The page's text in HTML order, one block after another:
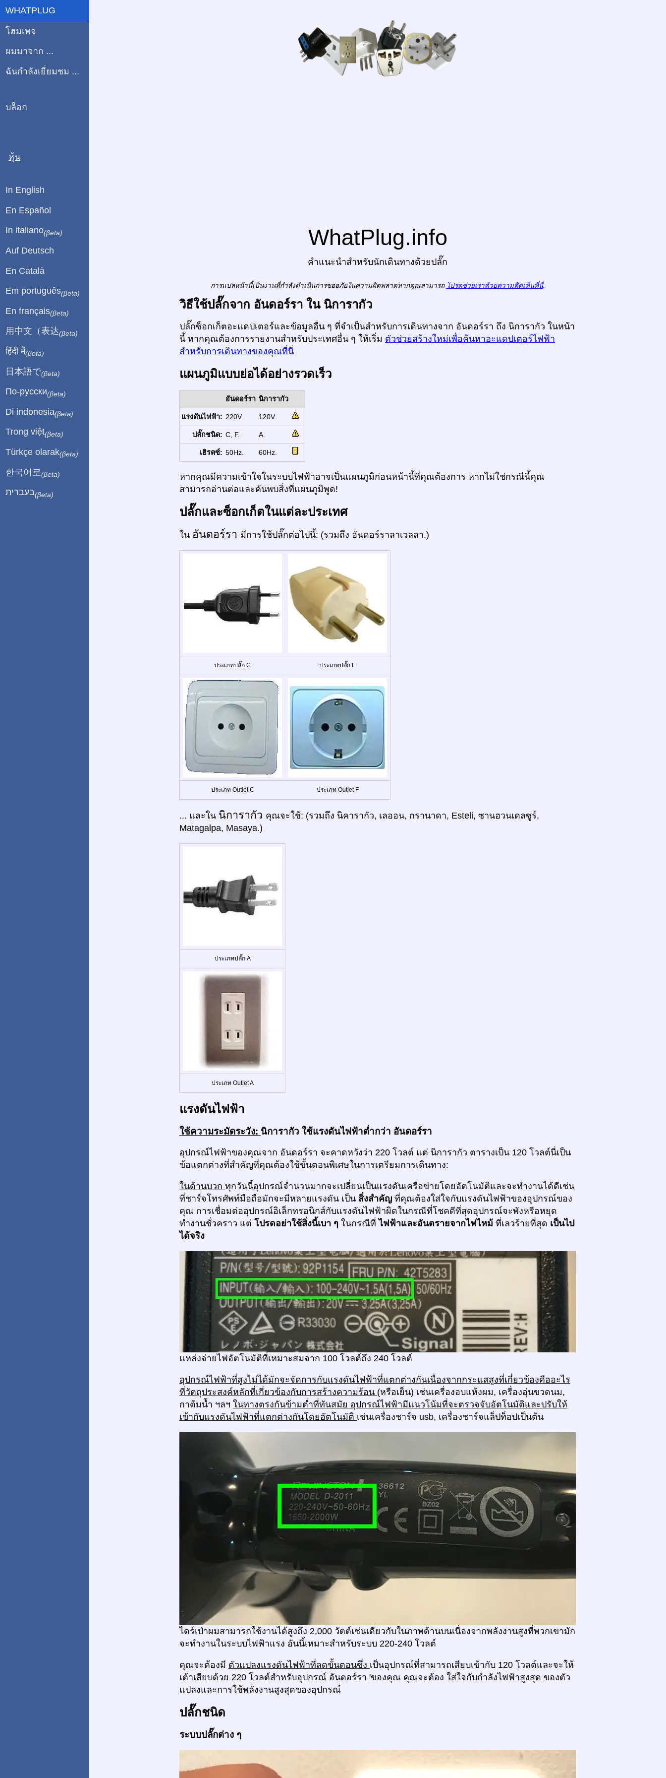
WhatPlug.info
คำแนะนำสำหรับนักเดินทางด้วยปลั๊ก
การแปลหน้านี้เป็นงานที่กำลังดำเนินการขออภัยในความผิดพลาดหากคุณสามารถ โปรดช่วยเราด้วยความคิดเห็นที่นี่.
วิธีใช้ปลั๊กจาก อันดอร์รา ใน นิการากัว
ปลั๊กซ็อกเก็ตอะแดปเตอร์และข้อมูลอื่น ๆ ที่จำเป็นสำหรับการเดินทางจาก อันดอร์รา ถึง นิการากัว ในหน้า
นี้ หากคุณต้องการรายงานสำหรับประเทศอื่น ๆ ให้เริ่ม ตัวช่วยสร้างใหม่เพื่อค้นหาอะแดปเตอร์ไฟฟ้า
สำหรับการเดินทางของคุณที่นี่
แผนภูมิแบบย่อได้อย่างรวดเร็ว
อันดอร์รา นิการากัว
แรงดันไฟฟ้า: 220V. 120V.
ปลั๊กชนิด: C, F. A.
เฮิรตซ์: 50Hz. 60Hz.
หากคุณมีความเข้าใจในระบบไฟฟ้าอาจเป็นแผนภูมิก่อนหน้านี้ที่คุณต้องการ หากไม่ใช่กรณีนี้คุณ
สามารถอ่านต่อและค้นพบสิ่งที่แผนภูมิพูด!
ปลั๊กและซ็อกเก็ตในแต่ละประเทศ
ใน อันดอร์รา มีการใช้ปลั๊กต่อไปนี้: (รวมถึง อันดอร์ราลาเวลลา.)
ประเภทปลั๊ก C ประเภทปลั๊ก F
ประเภท Outlet C ประเภท Outlet F
... และใน นิการากัว คุณจะใช้: (รวมถึง นิคารากัว, เลออน, กรานาดา, Esteli, ซานฮวนเดลซูร์,
Matagalpa, Masaya.)
ประเภทปลั๊ก A
ประเภท Outlet A
แรงดันไฟฟ้า
ใช้ความระมัดระวัง: นิการากัว ใช้แรงดันไฟฟ้าต่ำกว่า อันดอร์รา
อุปกรณ์ไฟฟ้าของคุณจาก อันดอร์รา จะคาดหวังว่า 220 โวลต์ แต่ นิการากัว ตารางเป็น 120 โวลต์นี่เป็น
ข้อแตกต่างที่สำคัญที่คุณต้องใช้ขั้นตอนพิเศษในการเตรียมการเดินทาง:
ในด้านบวก ทุกวันนี้อุปกรณ์จำนวนมากจะเปลี่ยนเป็นแรงดันเครือข่ายโดยอัตโนมัติและจะทำงานได้ดีเช่น
ที่ชาร์จโทรศัพท์มือถือมักจะมีหลายแรงดัน เป็น สิ่งสำคัญ ที่คุณต้องใส่ใจกับแรงดันไฟฟ้าของอุปกรณ์ของ
คุณ การเชื่อมต่ออุปกรณ์อิเล็กทรอนิกส์กับแรงดันไฟฟ้าผิดในกรณีที่โชคดีที่สุดอุปกรณ์จะพังหรือหยุด
ทำงานชั่วคราว แต่ โปรดอย่าใช้สิ่งนี้เบา ๆ ในกรณีที่ ไฟฟ้าและอันตรายจากไฟไหม้ ที่เลวร้ายที่สุด เป็นไป
ได้จริง
แหล่งจ่ายไฟอัตโนมัติที่เหมาะสมจาก 100 โวลต์ถึง 240 โวลต์
อุปกรณ์ไฟฟ้าที่สูงไม่ได้มักจะจัดการกับแรงดันไฟฟ้าที่แตกต่างกันเนื่องจากกระแสสูงที่เกี่ยวข้องคืออะไร
ที่วัตถุประสงค์หลักที่เกี่ยวข้องกับการสร้างความร้อน (หรือเย็น) เช่นเครื่องอบแห้งผม, เครื่องอุ่นขวดนม,
กาต้มน้ำ ฯลฯ ในทางตรงกันข้ามต่ำที่ทันสมัย อุปกรณ์ไฟฟ้ามีแนวโน้มที่จะตรวจจับอัตโนมัติและปรับให้
เข้ากับแรงดันไฟฟ้าที่แตกต่างกันโดยอัตโนมัติ เช่นเครื่องชาร์จ usb, เครื่องชาร์จแล็ปท็อปเป็นต้น
ไดร์เป่าผมสามารถใช้งานได้สูงถึง 2,000 วัตต์เช่นเดียวกับในภาพด้านบนเนื่องจากพลังงานสูงที่พวกเขามัก
จะทำงานในระบบไฟฟ้าแรง อันนี้เหมาะสำหรับระบบ 220-240 โวลต์
คุณจะต้องมี ตัวแปลงแรงดันไฟฟ้าที่ลดขั้นตอนซึ่ง เป็นอุปกรณ์ที่สามารถเสียบเข้ากับ 120 โวลต์และจะให้
เต้าเสียบด้วย 220 โวลต์สำหรับอุปกรณ์ อันดอร์รา 'ของคุณ คุณจะต้อง ใส่ใจกับกำลังไฟฟ้าสูงสุด ของตัว
แปลงและการใช้พลังงานสูงสุดของอุปกรณ์
ปลั๊กชนิด
ระบบปลั๊กต่าง ๆ
WHATPLUG
โฮมเพจ
ผมมาจาก ...
ฉันกำลังเยี่ยมชม ...
บล็อก
หุ้น
In English
En Español
In italiano(βeta)
Auf Deutsch
En Català
Em português(βeta)
En français(βeta)
用中文（表达(βeta)
हिंदी में(βeta)
日本語で(βeta)
По-русски(βeta)
Di indonesia(βeta)
Trong việt(βeta)
Türkçe olarak(βeta)
한국어로 (βeta)
בעברית(βeta)